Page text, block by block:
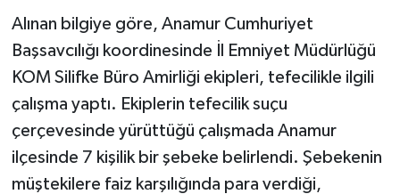
Alınan bilgiye göre, Anamur Cumhuriyet
Başsavcılığı koordinesinde İl Emniyet Müdürlüğü
KOM Silifke Büro Amirliği ekipleri, tefecilikle ilgili
çalışma yaptı. Ekiplerin tefecilik suçu
çerçevesinde yürüttüğü çalışmada Anamur
ilçesinde 7 kişilik bir şebeke belirlendi. Şebekenin
müştekilere faiz karşılığında para verdiği,